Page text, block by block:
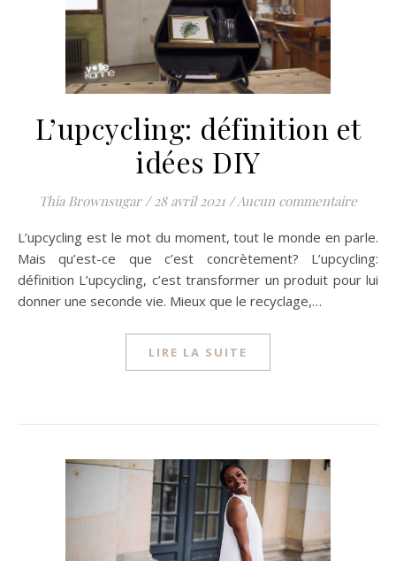
L’upcycling: définition et
idées DIY
Thia Brownsugar / 28 avril 2021 / Aucun commentaire
L’upcycling est le mot du moment, tout le monde en parle.
Mais qu’est-ce que c’est concrètement? L’upcycling:
définition L’upcycling, c’est transformer un produit pour lui
donner une seconde vie. Mieux que le recyclage,…
LIRE LA SUITE